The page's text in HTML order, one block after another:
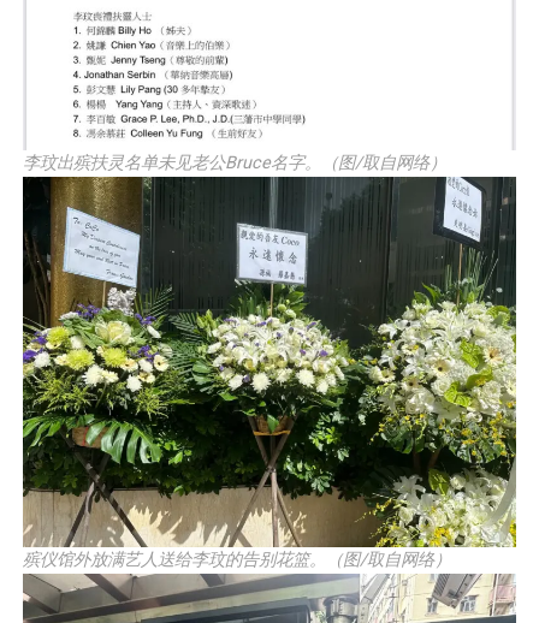
李玟出殡扶灵名单未见老公Bruce名字。（图/取自网络）
殡仪馆外放满艺人送给李玟的告别花篮。（图/取自网络）